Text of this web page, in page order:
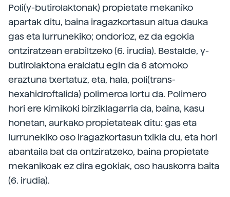
Poli(γ-butirolaktonak) propietate mekaniko
apartak ditu, baina iragazkortasun altua dauka
gas eta lurrunekiko; ondorioz, ez da egokia
ontziratzean erabiltzeko (6. irudia). Bestalde, γ-
butirolaktona eraldatu egin da 6 atomoko
eraztuna txertatuz, eta, hala, poli(trans-
hexahidroftalida) polimeroa lortu da. Polimero
hori ere kimikoki birziklagarria da, baina, kasu
honetan, aurkako propietateak ditu: gas eta
lurrunekiko oso iragazkortasun txikia du, eta hori
abantaila bat da ontziratzeko, baina propietate
mekanikoak ez dira egokiak, oso hauskorra baita
(6. irudia).